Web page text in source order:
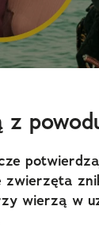
zwierzęta
wierzą w